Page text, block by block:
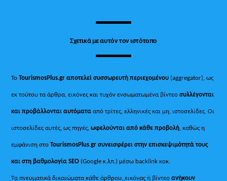
Σχετικά με αυτόν τον ιστότοπο
ΤοTourismosPlus.gr αποτελεί συσσωρευτή περιεχομένου (aggregator), ως
εκ τούτου τα άρθρα, εικόνες και τυχόν ενσωματωμένα βίντεοσυλλέγονται
και προβάλλονται αυτόματααπό τρίτες, ελληνικές και μη, ιστοσελίδες. Οι
ιστοσελίδες αυτές, ως πηγές,ωφελούνται από κάθε προβολή, καθώς η
εμφάνιση στοTourismosPlus.gr συνεισφέρει στην επισκεψιμότητά τους
και στη βαθμολογία SEO (Google κ.λπ.) μέσω backlink κοκ.
Τα πνευματικά δικαιώματα κάθε άρθρου, εικόνας ή βίντεοανήκουν